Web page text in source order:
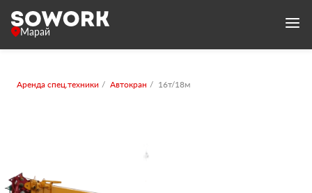
Марай
Аренда спец.техники Автокран 16т/18м